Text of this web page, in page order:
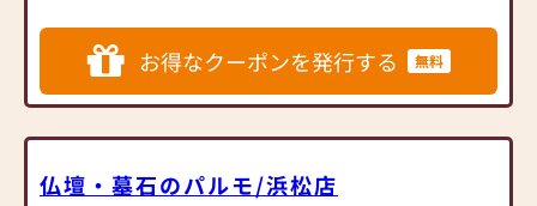
できます。仏壇の素材や彫
刻、仏像の種類も豊富にご
用意しておりますので、心
からご供養いただける仏壇
ります。位牌や線香、ろう
「くらしに寄り添う祈りの
かたち」を大切にしていま
◆ 受け継がれる伝統と美し
金仏壇は、金箔や精巧な彫
い。
① 通常価格より10～20％
の特別割引
② お位牌の字彫り代をサ
各宗派のお仏壇・仏具・お
お得なクーポンを発行する 無料
仏壇・墓石のパルモ/浜松店